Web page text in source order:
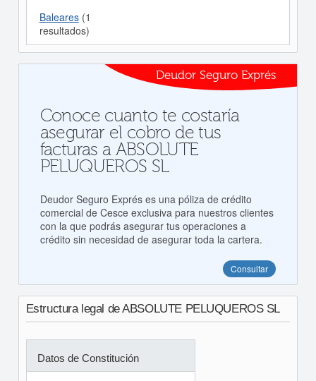
Baleares(1
resultados)
Deudor Seguro Exprés
Conoce cuanto te costaría
asegurar el cobro de tus
facturas a ABSOLUTE
PELUQUEROS SL
Deudor Seguro Exprés es una póliza de crédito
comercial de Cesce exclusiva para nuestros clientes
con la que podrás asegurar tus operaciones a
crédito sin necesidad de asegurar toda la cartera.
Consultar
Estructura legal de ABSOLUTE PELUQUEROS SL
Datos de Constitución